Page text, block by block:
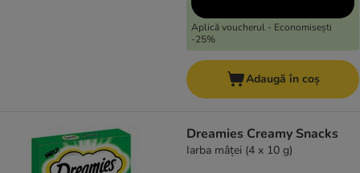
Aplică voucherul - Economisești
-25%
Adaugă în coș
Dreamies Creamy Snacks
Iarba mâței (4 x 10 g)